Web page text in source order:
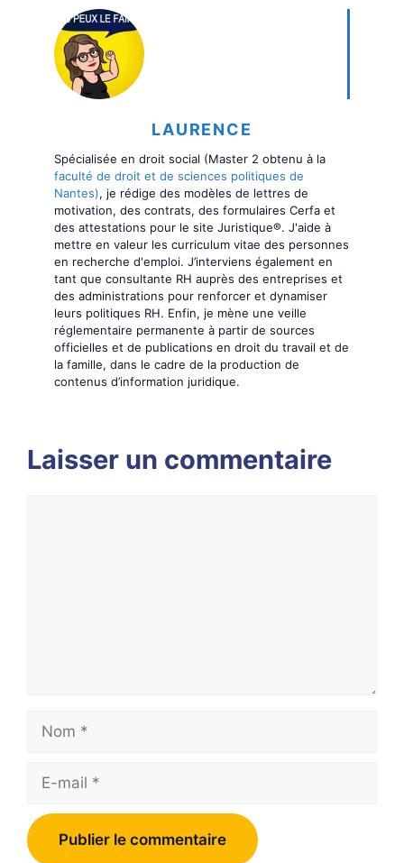
LAURENCE
Spécialisée en droit social (Master 2 obtenu à la
faculté de droit et de sciences politiques de
Nantes), je rédige des modèles de lettres de
motivation, des contrats, des formulaires Cerfa et
des attestations pour le site Juristique®. J'aide à
mettre en valeur les curriculum vitae des personnes
en recherche d'emploi. J’interviens également en
tant que consultante RH auprès des entreprises et
des administrations pour renforcer et dynamiser
leurs politiques RH. Enfin, je mène une veille
réglementaire permanente à partir de sources
officielles et de publications en droit du travail et de
la famille, dans le cadre de la production de
contenus d’information juridique.
Laisser un commentaire
mail